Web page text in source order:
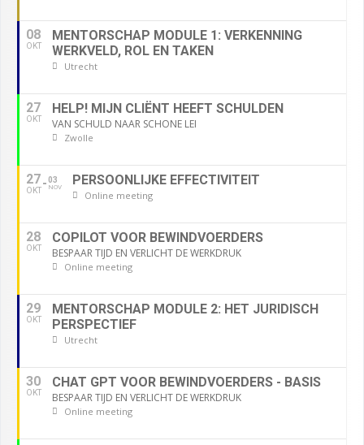
08
OKT
MENTORSCHAP MODULE 1: VERKENNING
WERKVELD, ROL EN TAKEN
Utrecht
27
OKT
HELP! MIJN CLIËNT HEEFT SCHULDEN
VAN SCHULD NAAR SCHONE LEI
Zwolle
27
OKT
03
NOV PERSOONLIJKE EFFECTIVITEIT
Online meeting
28
OKT
COPILOT VOOR BEWINDVOERDERS
BESPAAR TIJD EN VERLICHT DE WERKDRUK
Online meeting
29
OKT
MENTORSCHAP MODULE 2: HET JURIDISCH
PERSPECTIEF
Utrecht
30
OKT
CHAT GPT VOOR BEWINDVOERDERS - BASIS
BESPAAR TIJD EN VERLICHT DE WERKDRUK
Online meeting